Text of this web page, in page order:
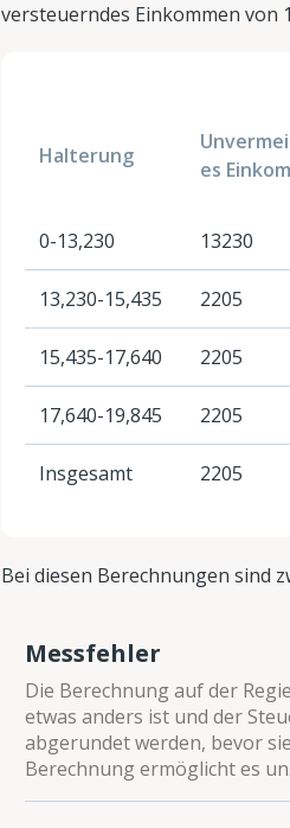
versteuerndes Einkommen von
Halterung
es
0-13,230 13230
13,230-15,435 2205
15,435-17,640 2205
17,640-19,845 2205
Insgesamt 2205
Bei diesen Berechnungen sind
Messfehler
Die Berechnung auf der
etwas anders ist und der
abgerundet werden, bevor
Berechnung ermöglicht es